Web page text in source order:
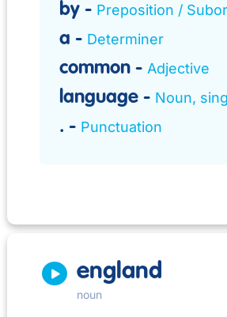
by Preposition /
a Determiner
common Adjective
language Noun,
. Punctuation
england
noun